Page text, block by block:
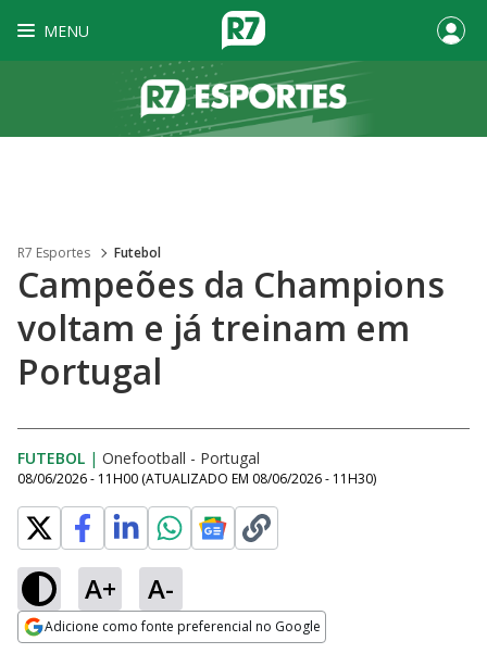
MENU
R7 Esportes Futebol
Campeões da Champions
voltam e já treinam em
Portugal
FUTEBOL | Onefootball - Portugal
08/06/2026 - 11H00 (ATUALIZADO EM 08/06/2026 - 11H30)
A+ A-
Adicione como fonte preferencial no Google